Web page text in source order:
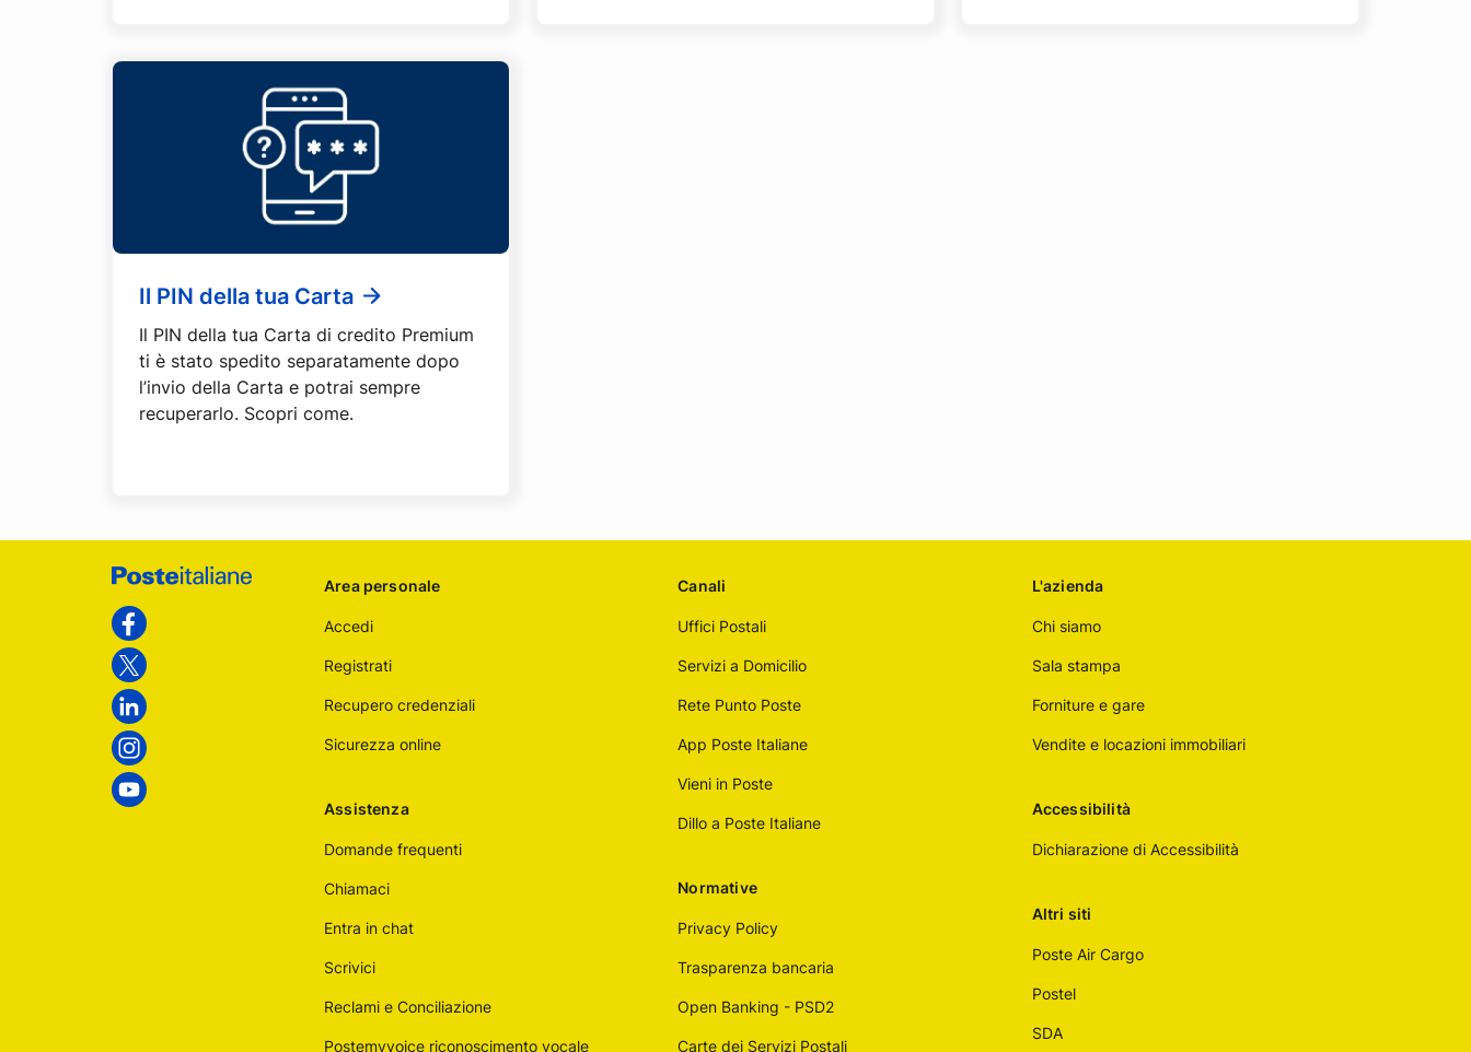
Il PIN della tua Carta
Il PIN della tua Carta di credito Premium
ti è stato spedito separatamente dopo
l’invio della Carta e potrai sempre
recuperarlo. Scopri come.
Italiane
Area personale
Accedi
Registrati
Recupero credenziali
Sicurezza online
Assistenza
Domande frequenti
Chiamaci
Entra in chat
Scrivici
Reclami e Conciliazione
Postemyvoice riconoscimento vocale
Canali
Uffici Postali
Servizi a Domicilio
Rete Punto Poste
App Poste Italiane
Vieni in Poste
Dillo a Poste Italiane
Normative
Privacy Policy
Trasparenza bancaria
Open Banking - PSD2
Carte dei Servizi Postali
L'azienda
Chi siamo
Sala stampa
Forniture e gare
Vendite e locazioni immobiliari
Accessibilità
Dichiarazione di Accessibilità
Altri siti
Poste Air Cargo
Postel
SDA